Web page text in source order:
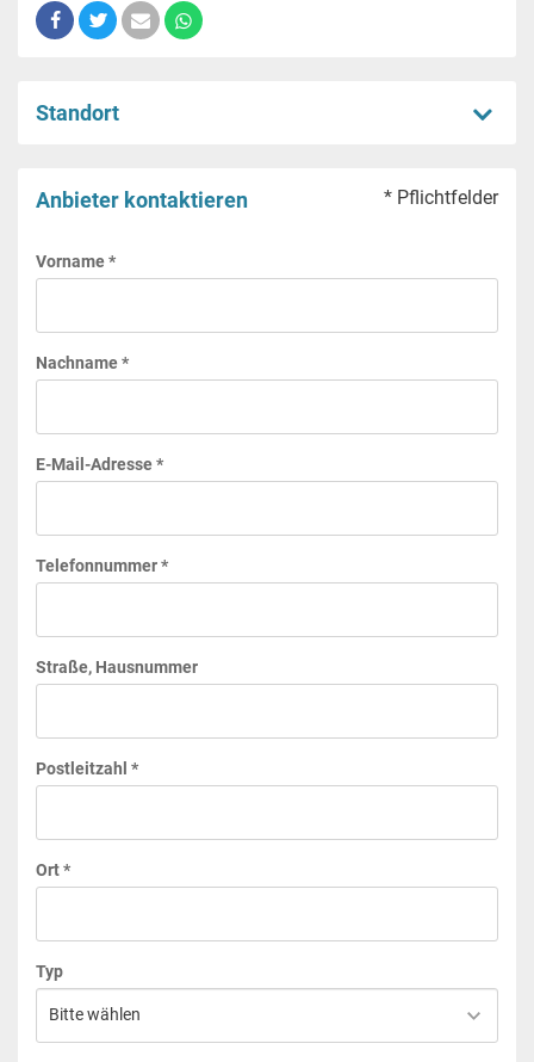
Standort
Anbieter kontaktieren * Pflichtfelder
Vorname *
Nachname *
E-Mail-Adresse *
Telefonnummer *
Straße, Hausnummer
Postleitzahl *
Ort *
Typ